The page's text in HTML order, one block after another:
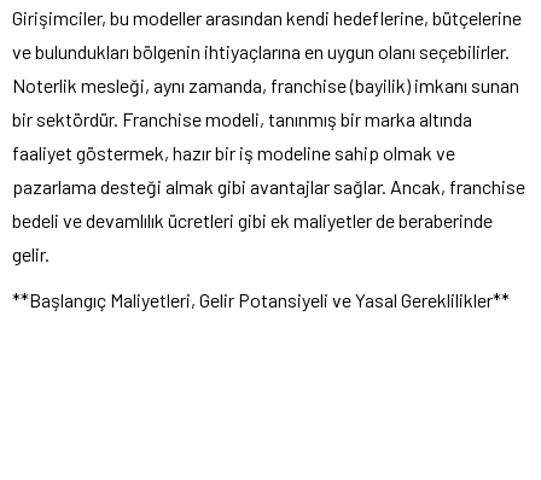
Girişimciler, bu modeller arasından kendi hedeflerine, bütçelerine
ve bulundukları bölgenin ihtiyaçlarına en uygun olanı seçebilirler.
Noterlik mesleği, aynı zamanda, franchise (bayilik) imkanı sunan
bir sektördür. Franchise modeli, tanınmış bir marka altında
faaliyet göstermek, hazır bir iş modeline sahip olmak ve
pazarlama desteği almak gibi avantajlar sağlar. Ancak, franchise
bedeli ve devamlılık ücretleri gibi ek maliyetler de beraberinde
gelir.
**Başlangıç Maliyetleri, Gelir Potansiyeli ve Yasal Gereklilikler**